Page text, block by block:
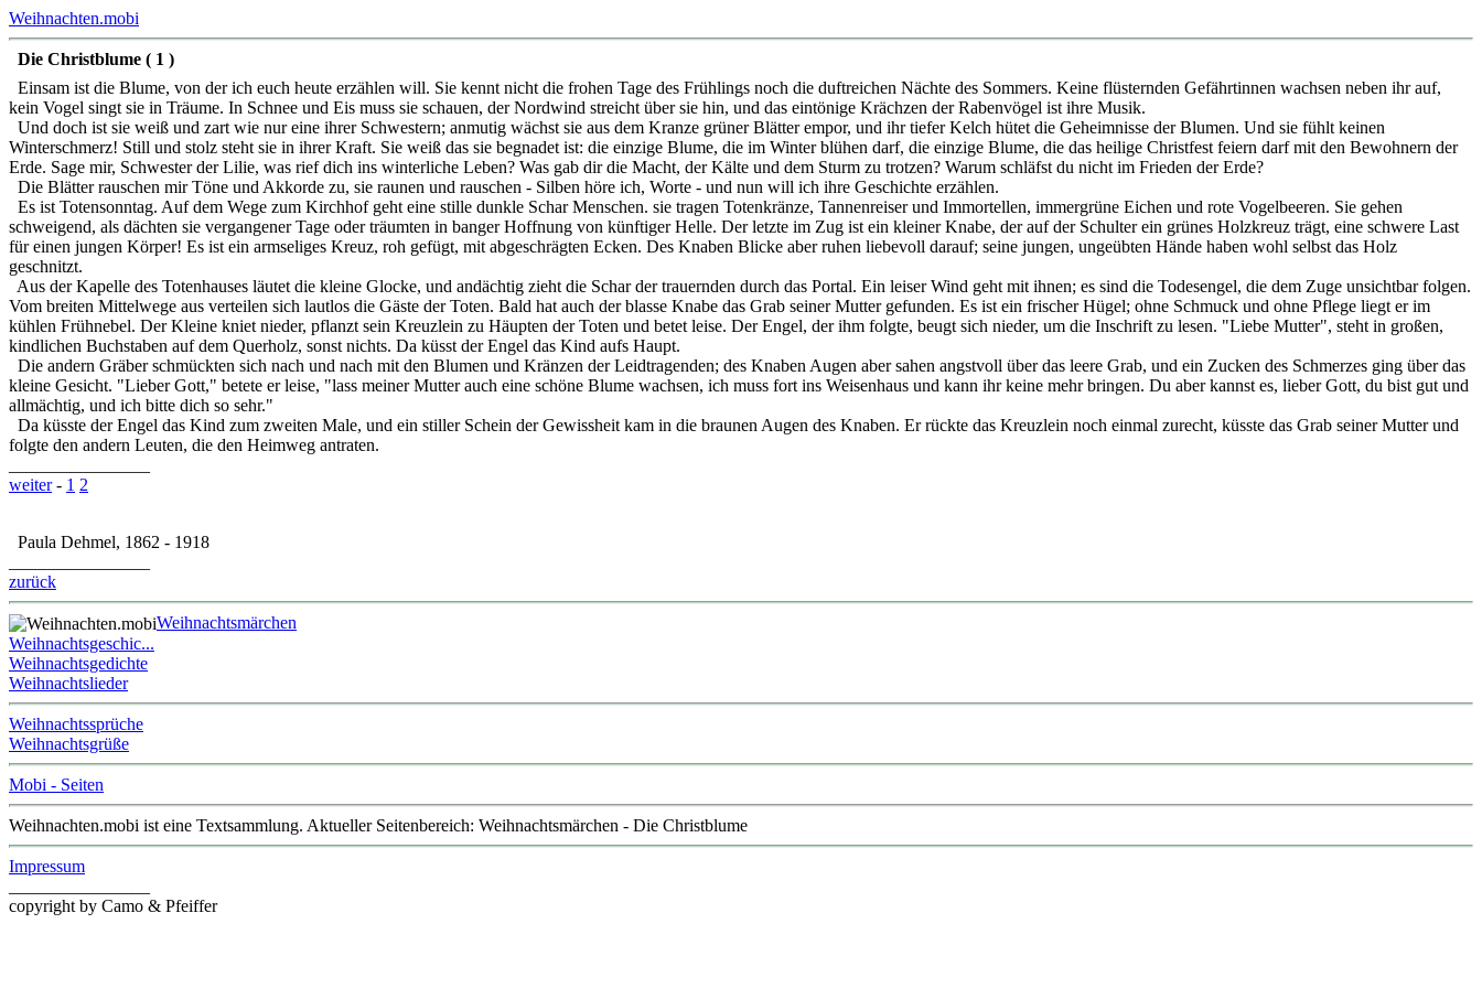
Weihnachten.mobi
Die Christblume ( 1 )
Einsam ist die Blume, von der ich euch heute erzählen will. Sie kennt nicht die frohen Tage des Frühlings noch die duftreichen Nächte des Sommers. Keine flüsternden Gefährtinnen wachsen neben ihr auf,
kein Vogel singt sie in Träume. In Schnee und Eis muss sie schauen, der Nordwind streicht über sie hin, und das eintönige Krächzen der Rabenvögel ist ihre Musik.
Und doch ist sie weiß und zart wie nur eine ihrer Schwestern; anmutig wächst sie aus dem Kranze grüner Blätter empor, und ihr tiefer Kelch hütet die Geheimnisse der Blumen. Und sie fühlt keinen
Winterschmerz! Still und stolz steht sie in ihrer Kraft. Sie weiß das sie begnadet ist: die einzige Blume, die im Winter blühen darf, die einzige Blume, die das heilige Christfest feiern darf mit den Bewohnern der
Erde. Sage mir, Schwester der Lilie, was rief dich ins winterliche Leben? Was gab dir die Macht, der Kälte und dem Sturm zu trotzen? Warum schläfst du nicht im Frieden der Erde?
Die Blätter rauschen mir Töne und Akkorde zu, sie raunen und rauschen - Silben höre ich, Worte - und nun will ich ihre Geschichte erzählen.
Es ist Totensonntag. Auf dem Wege zum Kirchhof geht eine stille dunkle Schar Menschen. sie tragen Totenkränze, Tannenreiser und Immortellen, immergrüne Eichen und rote Vogelbeeren. Sie gehen
schweigend, als dächten sie vergangener Tage oder träumten in banger Hoffnung von künftiger Helle. Der letzte im Zug ist ein kleiner Knabe, der auf der Schulter ein grünes Holzkreuz trägt, eine schwere Last
für einen jungen Körper! Es ist ein armseliges Kreuz, roh gefügt, mit abgeschrägten Ecken. Des Knaben Blicke aber ruhen liebevoll darauf; seine jungen, ungeübten Hände haben wohl selbst das Holz
geschnitzt.
Aus der Kapelle des Totenhauses läutet die kleine Glocke, und andächtig zieht die Schar der trauernden durch das Portal. Ein leiser Wind geht mit ihnen; es sind die Todesengel, die dem Zuge unsichtbar folgen.
Vom breiten Mittelwege aus verteilen sich lautlos die Gäste der Toten. Bald hat auch der blasse Knabe das Grab seiner Mutter gefunden. Es ist ein frischer Hügel; ohne Schmuck und ohne Pflege liegt er im
kühlen Frühnebel. Der Kleine kniet nieder, pflanzt sein Kreuzlein zu Häupten der Toten und betet leise. Der Engel, der ihm folgte, beugt sich nieder, um die Inschrift zu lesen. "Liebe Mutter", steht in großen,
kindlichen Buchstaben auf dem Querholz, sonst nichts. Da küsst der Engel das Kind aufs Haupt.
Die andern Gräber schmückten sich nach und nach mit den Blumen und Kränzen der Leidtragenden; des Knaben Augen aber sahen angstvoll über das leere Grab, und ein Zucken des Schmerzes ging über das
kleine Gesicht. "Lieber Gott," betete er leise, "lass meiner Mutter auch eine schöne Blume wachsen, ich muss fort ins Weisenhaus und kann ihr keine mehr bringen. Du aber kannst es, lieber Gott, du bist gut und
allmächtig, und ich bitte dich so sehr."
Da küsste der Engel das Kind zum zweiten Male, und ein stiller Schein der Gewissheit kam in die braunen Augen des Knaben. Er rückte das Kreuzlein noch einmal zurecht, küsste das Grab seiner Mutter und
folgte den andern Leuten, die den Heimweg antraten.
weiter- 1 2
Paula Dehmel, 1862 - 1918
zurück
Weihnachtsmärchen
Weihnachtsgeschic...
Weihnachtsgedichte
Weihnachtslieder
Weihnachtssprüche
Weihnachtsgrüße
Mobi - Seiten
Weihnachten.mobi ist eine Textsammlung. Aktueller Seitenbereich: Weihnachtsmärchen - Die Christblume
Impressum
copyright by Camo & Pfeiffer